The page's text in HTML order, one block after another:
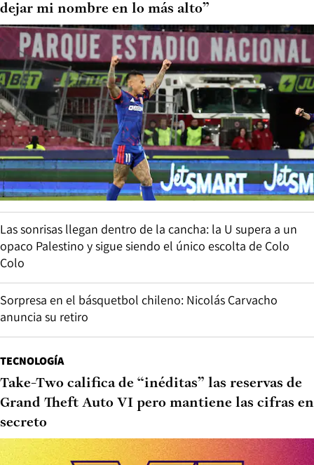
dejar mi nombre en lo más alto”
Las sonrisas llegan dentro de la cancha: la U supera a un
opaco Palestino y sigue siendo el único escolta de Colo
Colo
Sorpresa en el básquetbol chileno: Nicolás Carvacho
anuncia su retiro
TECNOLOGÍA
Take-Two califica de “inéditas” las reservas de
Grand Theft Auto VI pero mantiene las cifras en
secreto